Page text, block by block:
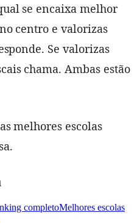
se encaixa melhor
centro e valorizas
Se valorizas
chama. Ambas estão
melhores escolas
completoMelhores escolas